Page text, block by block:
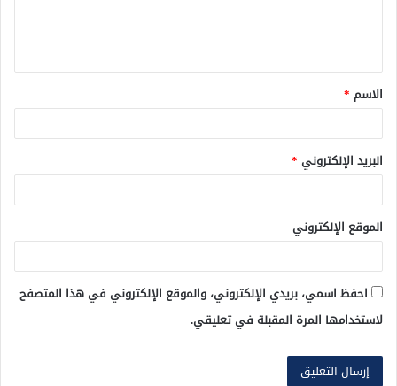
ق
*
الاسم *
البريد الإلكتروني *
الموقع الإلكتروني
احفظ اسمي، بريدي الإلكتروني، والموقع الإلكتروني في هذا المتصفح
لاستخدامها المرة المقبلة في تعليقي.